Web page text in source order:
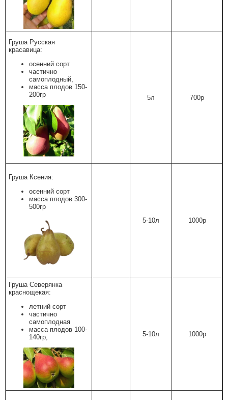
Груша Русская
красавица:
осенний сорт
частично
самоплодный,
масса плодов 150-
200гр
5л 700р
Груша Ксения:
осенний сорт
масса плодов 300-
500гр
5-10л
1000р
Груша Северянка
краснощекая:
летний сорт
частично
самоплодная
масса плодов 100-
140гр,
5-10л 1000р